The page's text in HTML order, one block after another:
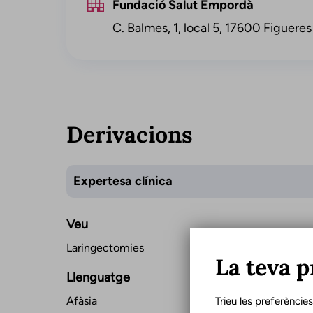
Fundació Salut Empordà
C. Balmes, 1, local 5, 17600 Figueres
Derivacions
Expertesa clínica
Veu
Laringectomies
Llenguatge
Afàsia
La teva
Trieu les